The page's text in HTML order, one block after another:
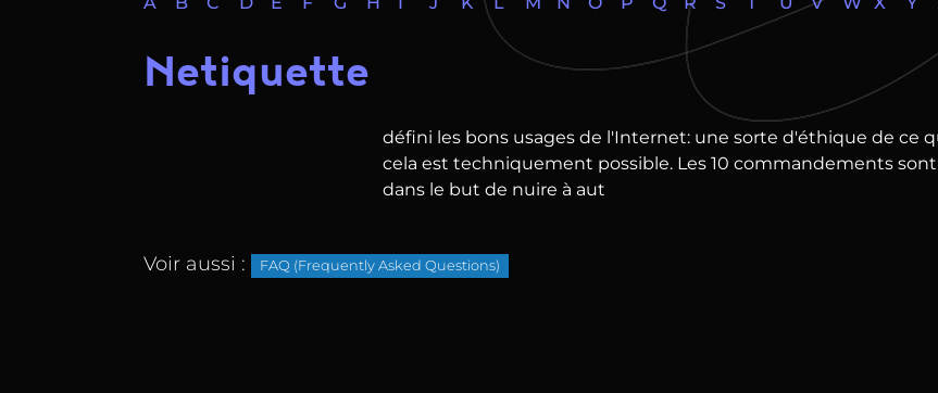
Netiquette
défini les bons usages de l'Internet: une sorte d'éthique de ce
cela est techniquement possible. Les 10 commandements
dans le but de nuire à aut
Voir aussi : FAQ (Frequently Asked Questions)